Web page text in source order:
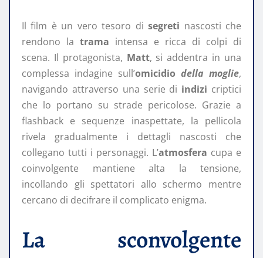
Il film è un vero tesoro disegreti nascosti che
rendono la trama intensa e ricca di colpi di
scena. Il protagonista, Matt, si addentra in una
complessa indagine sull’omicidio della moglie,
navigando attraverso una serie di indizi criptici
che lo portano su strade pericolose. Grazie a
flashback e sequenze inaspettate, la pellicola
rivela gradualmente i dettagli nascosti che
collegano tutti i personaggi. L’atmosfera cupa e
coinvolgente mantiene alta la tensione,
incollando gli spettatori allo schermo mentre
cercano di decifrare il complicato enigma.
La sconvolgente